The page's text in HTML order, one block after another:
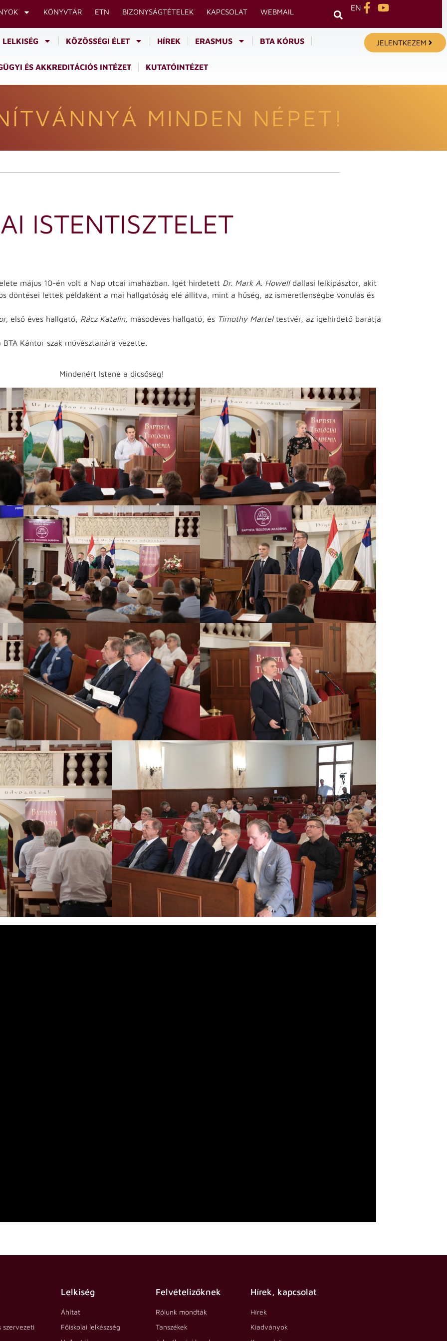
KÖNYVTÁR ETN BIZONYSÁGTÉTELEK KAPCSOLAT WEBMAIL EN
LELKISÉG KÖZÖSSÉGI ÉLET HÍREK ERASMUS BTA KÓRUS
ÉS AKKREDITÁCIÓS INTÉZET KUTATÓINTÉZET
JELENTKEZEM
MINDEN NÉPET!
ISTENTISZTELET
május 10-én volt a Nap utcai imaházban. Igét hirdetett Dr. Mark A. Howelldallasi lelkipásztor, akit
döntései lettek példaként a mai hallgatóság elé állítva, mint a hűség, az ismeretlenségbe vonulás és
első éves hallgató, Rácz Katalin, másodéves hallgató, és Timothy Martel testvér, az igehirdető barátja
Kántor szak művésztanára vezette.
Mindenért Istené a dicsőség!
szervezeti
Lelkiség
Áhítat
Főiskolai lelkészség
Felvételizőknek
Rólunk mondták
Tanszékek
Hírek, kapcsolat
Hírek
Kiadványok